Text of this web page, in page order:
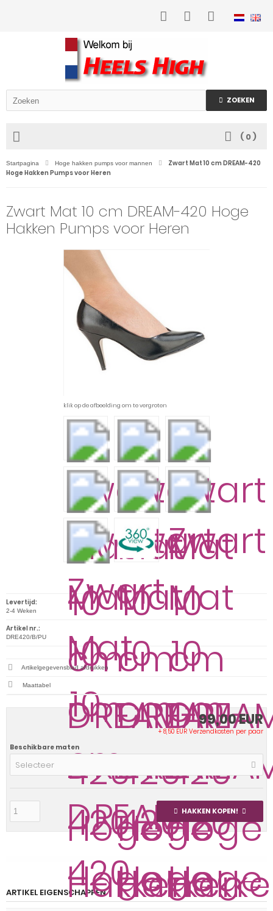
ZOEKEN
( 0)
Startpagina Hoge hakken pumps voor mannen
Zwart Mat 10 cm DREAM-420
Hoge Hakken Pumps voor Heren
Zwart Mat 10 cm DREAM-420 Hoge
Hakken Pumps voor Heren
klik op de afbeelding om te vergroten
99,00 EUR
+ 8,50 EUR Verzendkosten per paar
Beschikbare maten
Selecteer
HAKKEN KOPEN!
Levertijd:
2-4 Weken
Artikel nr.:
DRE420/B/PU
Artikelgegevensblad afdrukken
Maattabel
ARTIKEL EIGENSCHAPPEN